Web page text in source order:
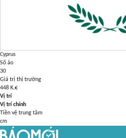
Cyprus
Số áo
30
Giá trị thị trường
448 K.€
Vị trí
Vị trí chính
Tiền vệ trung tâm
cm